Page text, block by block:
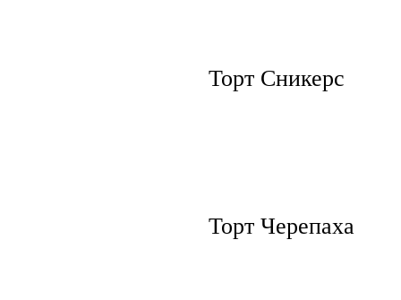
Торт Сникерс
Торт Черепаха